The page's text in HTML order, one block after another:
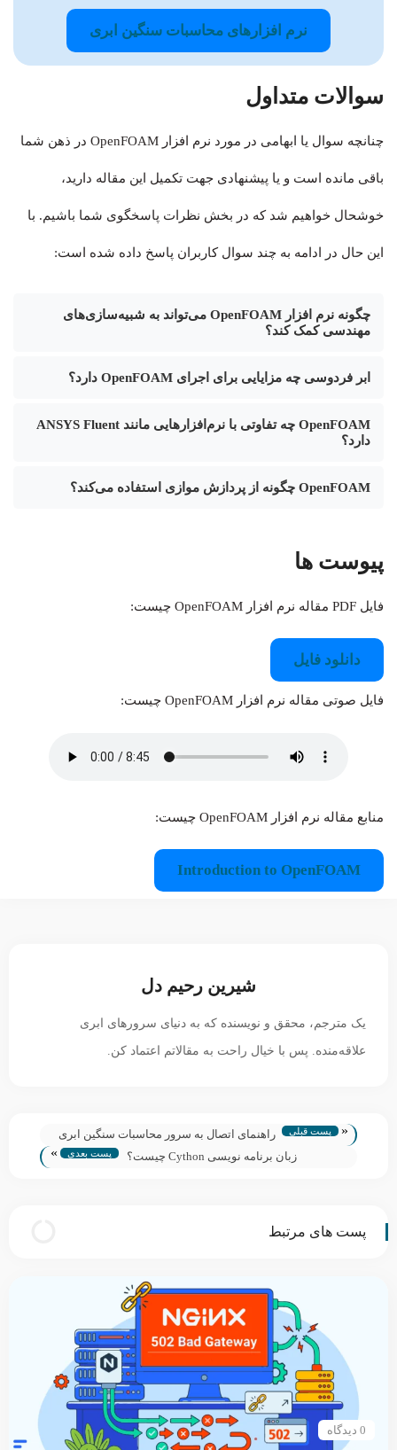
نرم افزارهای محاسبات سنگین ابری
سوالات متداول
چنانچه سوال یا ابهامی در مورد نرم افزار OpenFOAM در ذهن شما
باقی مانده است و یا پیشنهادی جهت تکمیل این مقاله دارید،
خوشحال خواهیم شد که در بخش نظرات پاسخگوی شما باشیم. با
این حال در ادامه به چند سوال کاربران پاسخ داده‌ شده است:
چگونه نرم افزار OpenFOAM می‌تواند به شبیه‌سازی‌های
مهندسی کمک کند؟
ابر فردوسی چه مزایایی برای اجرای OpenFOAM دارد؟
OpenFOAM چه تفاوتی با نرم‌افزارهایی مانند ANSYS Fluent
دارد؟
OpenFOAM چگونه از پردازش موازی استفاده می‌کند؟
پیوست ها
فایل PDF مقاله نرم افزار OpenFOAM چیست:
دانلود فایل
فایل صوتی مقاله نرم افزار OpenFOAM چیست:
منابع مقاله نرم افزار OpenFOAM چیست:
Introduction to OpenFOAM
شیرین رحیم دل
یک مترجم، محقق و نویسنده که به دنیای سرورهای ابری
علاقه‌منده. پس با خیال راحت به مقالاتم اعتماد کن.
« پست قبلی
راهنمای اتصال به سرور محاسبات سنگین ابری
زبان برنامه نویسی Cython چیست؟
پست بعدی »
پست های مرتبط
0 دیدگاه